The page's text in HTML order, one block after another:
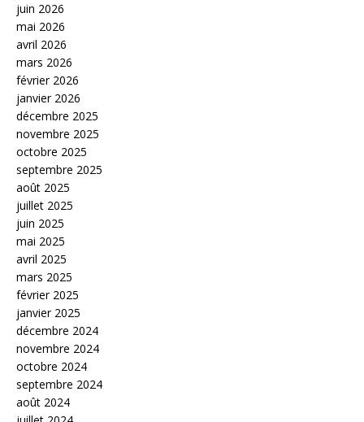
juin 2026
mai 2026
avril 2026
mars 2026
février 2026
janvier 2026
décembre 2025
novembre 2025
octobre 2025
septembre 2025
août 2025
juillet 2025
juin 2025
mai 2025
avril 2025
mars 2025
février 2025
janvier 2025
décembre 2024
novembre 2024
octobre 2024
septembre 2024
août 2024